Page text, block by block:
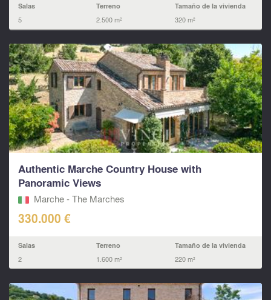
Salas
5
Terreno
2.500 m²
Tamaño de la vivienda
320 m²
Authentic Marche Country House with
Panoramic Views
Marche - The Marches
330.000 €
Salas
2
Terreno
1.600 m²
Tamaño de la vivienda
220 m²